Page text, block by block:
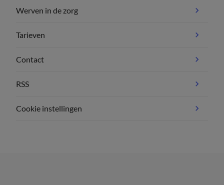
Werven in de zorg
Tarieven
Contact
RSS
Cookie instellingen